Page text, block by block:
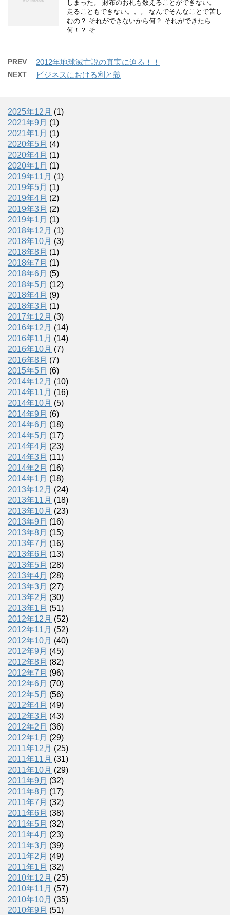
しまった。 財布のお札も数えることができない。
走ることもできない。。。 なんでそんなことで苦し
むの？ それができないから何？ それができたら
何！？ そ …
PREV 2012年地球滅亡説の真実に迫る！！
NEXT ビジネスにおける利と義
2025年12月 (1)
2021年9月 (1)
2021年1月 (1)
2020年5月 (4)
2020年4月 (1)
2020年1月 (1)
2019年11月 (1)
2019年5月 (1)
2019年4月 (2)
2019年3月 (2)
2019年1月 (1)
2018年12月 (1)
2018年10月 (3)
2018年8月 (1)
2018年7月 (1)
2018年6月 (5)
2018年5月 (12)
2018年4月 (9)
2018年3月 (1)
2017年12月 (3)
2016年12月 (14)
2016年11月 (14)
2016年10月 (7)
2016年8月 (7)
2015年5月 (6)
2014年12月 (10)
2014年11月 (16)
2014年10月 (5)
2014年9月 (6)
2014年6月 (18)
2014年5月 (17)
2014年4月 (23)
2014年3月 (11)
2014年2月 (16)
2014年1月 (18)
2013年12月 (24)
2013年11月 (18)
2013年10月 (23)
2013年9月 (16)
2013年8月 (15)
2013年7月 (16)
2013年6月 (13)
2013年5月 (28)
2013年4月 (28)
2013年3月 (27)
2013年2月 (30)
2013年1月 (51)
2012年12月 (52)
2012年11月 (52)
2012年10月 (40)
2012年9月 (45)
2012年8月 (82)
2012年7月 (96)
2012年6月 (70)
2012年5月 (56)
2012年4月 (49)
2012年3月 (43)
2012年2月 (36)
2012年1月 (29)
2011年12月 (25)
2011年11月 (31)
2011年10月 (29)
2011年9月 (32)
2011年8月 (17)
2011年7月 (32)
2011年6月 (38)
2011年5月 (32)
2011年4月 (23)
2011年3月 (39)
2011年2月 (49)
2011年1月 (32)
2010年12月 (25)
2010年11月 (57)
2010年10月 (35)
2010年9月 (51)